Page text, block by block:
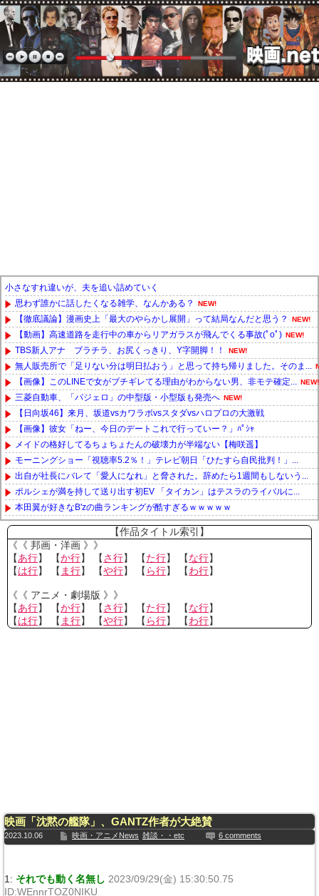
小さなすれ違いが、夫を追い詰めていく
思わず誰かに話したくなる雑学、なんかある？
NEW!
【徹底議論】漫画史上「最大のやらかし展開」って結局なんだと思う？ NEW!
【動画】高速道路を走行中の車からリアガラスが飛んでくる事故(ﾟoﾟ) NEW!
TBS新人アナ ブラチラ、お尻くっきり、Y字開脚！！ NEW!
無人販売所で「足りない分は明日払おう」と思って持ち帰りました。そのま...
【画像】このLINEで女がブチギレてる理由がわからない男、非モテ確定... NEW!
三菱自動車、「パジェロ」の中型版・小型版も発売へ NEW!
【日向坂46】来月、坂道vsカワラボvsスタダvsハロプロの大激戦
【画像】彼女「ねー、今日のデートこれで行っていー？」ﾊﾟｼｬ
メイドの格好してるちょちょたんの破壊力が半端ない【梅咲遥】
モーニングショー「視聴率5.2％！」テレビ朝日「ひたすら自民批判！」...
出自が社長にバレて「愛人になれ」と脅された。辞めたら1週間もしないう...
ポルシェが満を持して送り出す初EV 「タイカン」はテスラのライバルに...
本田翼が好きなB'zの曲ランキングが酷すぎるｗｗｗｗｗ
Powered by livedoor 相互RSS
【作品タイトル索引】
《《 邦画・洋画 》》
【あ行】 【か行】 【さ行】 【た行】 【な行】
【は行】 【 ま行】 【や行】 【 ら行】 【わ行】
《《 アニメ・劇場版 》》
【あ行】 【か行】 【さ行】 【た行】 【な行】
【は行】 【 ま行】 【や行】 【 ら行】 【わ行】
映画「沈黙の艦隊」、GANTZ作者が大絶賛
2023.10.06 映画・アニメNews 雑談・・etc 6 comments
1: それでも動く名無し 2023/09/29(金) 15:30:50.75
ID:WEnnrTOZ0NIKU